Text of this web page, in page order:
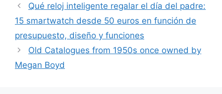
Qué reloj inteligente regalar el día del padre:
15 smartwatch desde 50 euros en función de
presupuesto, diseño y funciones
Old Catalogues from 1950s once owned by
Megan Boyd